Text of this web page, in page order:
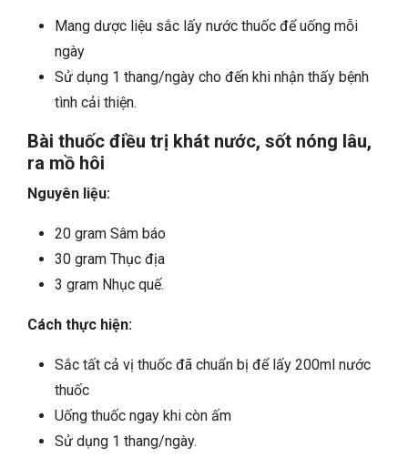
Mang dược liệu sắc lấy nước thuốc để uống mỗi
ngày
Sử dụng 1 thang/ngày cho đến khi nhận thấy bệnh
tình cải thiện.
Bài thuốc điều trị khát nước, sốt nóng lâu,
ra mồ hôi
Nguyên liệu:
20 gram Sâm báo
30 gram Thục địa
3 gram Nhục quế.
Cách thực hiện:
Sắc tất cả vị thuốc đã chuẩn bị để lấy 200ml nước
thuốc
Uống thuốc ngay khi còn ấm
Sử dụng 1 thang/ngày.